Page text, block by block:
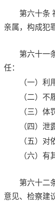
第六十条
亲属，构成犯
第六十一
任：
（一）利
（二）不
（三）
（四）
（五）
（六）有
第六十二
意见、检察建